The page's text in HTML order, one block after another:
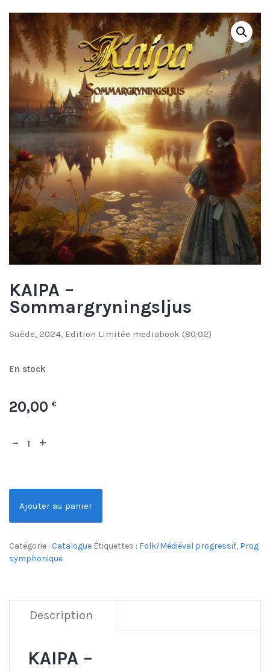
KAIPA –
Sommargryningsljus
Suède, 2024, Edition Limitée mediabook (80:02)
En stock
20,00 €
Ajouter au panier
Catégorie : Catalogue Étiquettes : Folk/Médiéval progressif, Prog
symphonique
Description
KAIPA –